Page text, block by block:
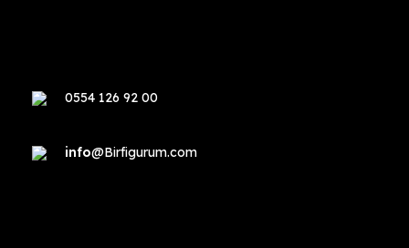
0554 126 92 00
info@Birfigurum.com